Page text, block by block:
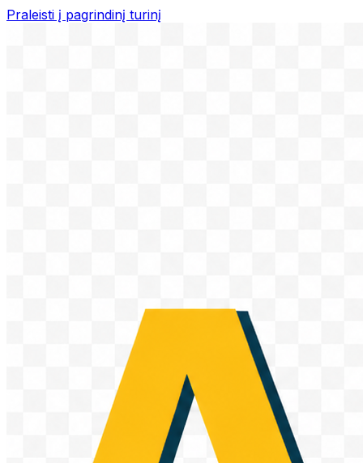
Praleisti į pagrindinį turinį